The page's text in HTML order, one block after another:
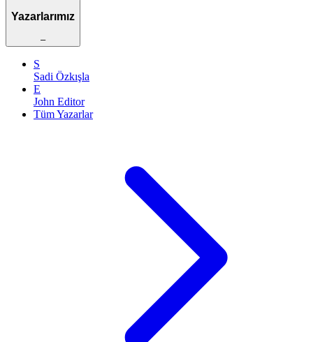
Yazarlarımız
–
S
Sadi Özkışla
E
John Editor
Tüm Yazarlar